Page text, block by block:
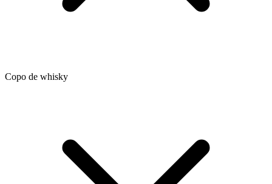
Copo de whisky